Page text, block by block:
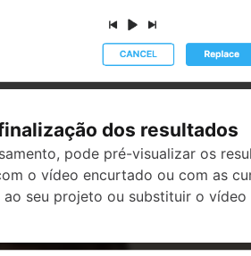
dos resultados
pode pré-visualizar os
o vídeo encurtado ou com as
seu projeto ou substituir o vídeo